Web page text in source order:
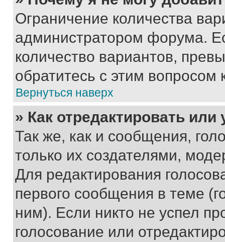
Ограничение количества
администратором форума.
количество вариантов,
обратитесь с этим вопросом
Вернуться наверх
» Как отредактировать
Так же, как и сообщения,
только их создателями,
Для редактирования
первого сообщения в теме
ним). Если никто не успел
голосование или